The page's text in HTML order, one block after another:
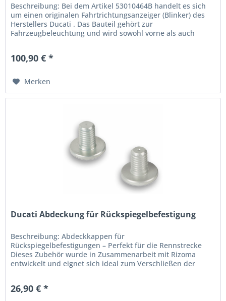
Beschreibung: Bei dem Artikel 53010464B handelt es sich
um einen originalen Fahrtrichtungsanzeiger (Blinker) des
Herstellers Ducati . Das Bauteil gehört zur
Fahrzeugbeleuchtung und wird sowohl vorne als auch
100,90 € *
Merken
Ducati Abdeckung für Rückspiegelbefestigung
Beschreibung: Abdeckkappen für
Rückspiegelbefestigungen – Perfekt für die Rennstrecke
Dieses Zubehör wurde in Zusammenarbeit mit Rizoma
entwickelt und eignet sich ideal zum Verschließen der
26,90 € *